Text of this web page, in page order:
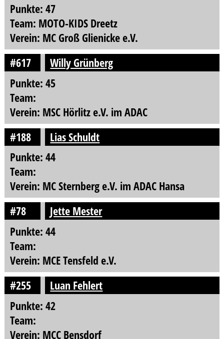
Punkte: 47
Team: MOTO-KIDS Dreetz
Verein: MC Groß Glienicke e.V.
#617
Willy Grünberg
Punkte: 45
Team:
Verein: MSC Hörlitz e.V. im ADAC
#188
Lias Schuldt
Punkte: 44
Team:
Verein: MC Sternberg e.V. im ADAC Hansa
#78
Jette Mester
Punkte: 44
Team:
Verein: MCE Tensfeld e.V.
#255
Luan Fehlert
Punkte: 42
Team:
Verein: MCC Bensdorf